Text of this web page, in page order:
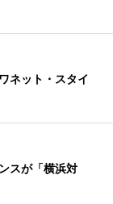
ネット・スタイ
スが「横浜対